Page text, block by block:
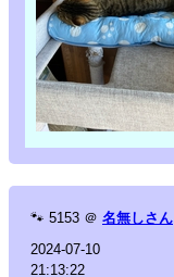
🐾 5153 ＠ 名無しさん
2024-07-10
21:13:22